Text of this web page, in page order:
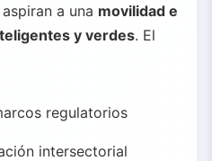
a una movilidad e
y verdes. El
regulatorios
intersectorial